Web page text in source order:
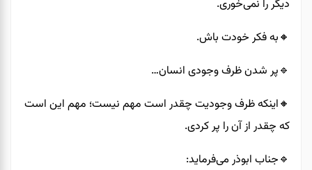
دیگر را نمی‌خوری.
🔸️به فکر خودت باش.
🔹️پر شدن ظرف وجودی انسان…
🔸️اینکه ظرف وجودیت چقدر است مهم نیست؛ مهم این است
که چقدر از آن را پر کردی.
🔹️جناب ابوذر‌ می‌فرماید: